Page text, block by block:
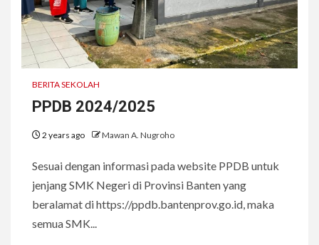
BERITA SEKOLAH
PPDB 2024/2025
2 years ago Mawan A. Nugroho
Sesuai dengan informasi pada website PPDB untuk
jenjang SMK Negeri di Provinsi Banten yang
beralamat di https://ppdb.bantenprov.go.id, maka
semua SMK...